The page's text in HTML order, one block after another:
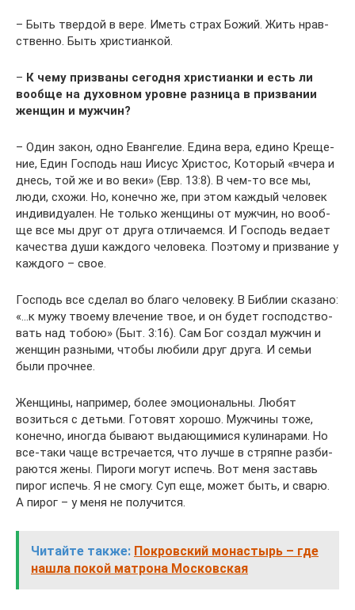
– Быть твер­дой в вере. Иметь страх Божий. Жить нрав­
ствен­но. Быть христианкой.
– К чему при­зва­ны сего­дня хри­сти­ан­ки и есть ли
вооб­ще на духов­ном уровне раз­ни­ца в при­зва­нии
жен­щин и мужчин?
– Один закон, одно Еван­ге­лие. Еди­на вера, еди­но Кре­ще­
ние, Един Гос­подь наш Иисус Хри­стос, Кото­рый «вче­ра и
днесь, той же и во веки» (Евр. 13:8). В чем-то все мы,
люди, схо­жи. Но, конеч­но же, при этом каж­дый чело­век
инди­ви­дуа­лен. Не толь­ко жен­щи­ны от муж­чин, но вооб­
ще все мы друг от дру­га отли­ча­ем­ся. И Гос­подь веда­ет
каче­ства души каж­до­го чело­ве­ка. Поэто­му и при­зва­ние у
каж­до­го – свое.
Гос­подь все сде­лал во бла­го чело­ве­ку. В Биб­лии ска­за­но:
«…к мужу тво­е­му вле­че­ние твое, и он будет гос­под­ство­
вать над тобою» (Быт. 3:16). Сам Бог создал муж­чин и
жен­щин раз­ны­ми, что­бы люби­ли друг дру­га. И семьи
были прочнее.
Жен­щи­ны, напри­мер, более эмо­ци­о­наль­ны. Любят
возить­ся с детьми. Гото­вят хоро­шо. Муж­чи­ны тоже,
конеч­но, ино­гда быва­ют выда­ю­щи­ми­ся кули­на­ра­ми. Но
все-таки чаще встре­ча­ет­ся, что луч­ше в стряпне раз­би­
ра­ют­ся жены. Пиро­ги могут испечь. Вот меня заставь
пирог испечь. Я не смо­гу. Суп еще, может быть, и сва­рю.
А пирог – у меня не получится.
Читайте также: Покровский монастырь – где
нашла покой матрона Московская